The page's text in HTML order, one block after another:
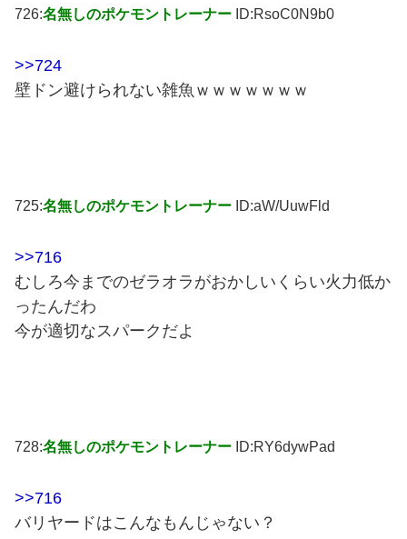
726:名無しのポケモントレーナー ID:RsoC0N9b0
>>724
壁ドン避けられない雑魚ｗｗｗｗｗｗｗ
725:名無しのポケモントレーナー ID:aW/UuwFld
>>716
むしろ今までのゼラオラがおかしいくらい火力低か
ったんだわ
今が適切なスパークだよ
728:名無しのポケモントレーナー ID:RY6dywPad
>>716
バリヤードはこんなもんじゃない？